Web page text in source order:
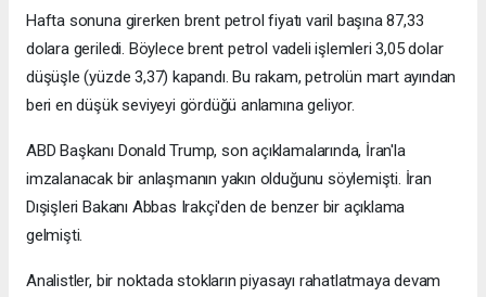
Hafta sonuna girerken brent petrol fiyatı varil başına 87,33
dolara geriledi. Böylece brent petrol vadeli işlemleri 3,05 dolar
düşüşle (yüzde 3,37) kapandı. Bu rakam, petrolün mart ayından
beri en düşük seviyeyi gördüğü anlamına geliyor.
ABD Başkanı Donald Trump, son açıklamalarında, İran'la
imzalanacak bir anlaşmanın yakın olduğunu söylemişti. İran
Dışişleri Bakanı Abbas Irakçi'den de benzer bir açıklama
gelmişti.
Analistler, bir noktada stokların piyasayı rahatlatmaya devam